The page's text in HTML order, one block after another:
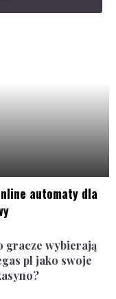
automaty dla
gracze wybierają
pl jako swoje